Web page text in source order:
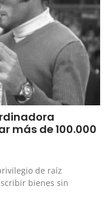
más de 100.000
de raíz
bienes sin